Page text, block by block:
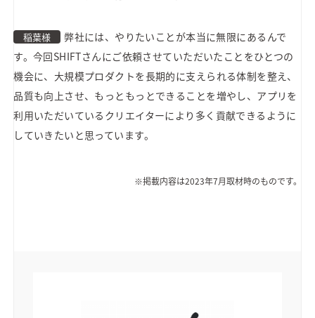
稲葉様
弊社には、やりたいことが本当に無限にあるんで
す。今回SHIFTさんにご依頼させていただいたことをひとつの
機会に、大規模プロダクトを長期的に支えられる体制を整え、
品質も向上させ、もっともっとできることを増やし、アプリを
利用いただいているクリエイターにより多く貢献できるように
していきたいと思っています。
※掲載内容は2023年7月取材時のものです。